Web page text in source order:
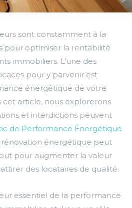
sont constamment à la
pour optimiser la rentabilité
immobiliers. L’une des
pour y parvenir est
énergétique de votre
cet article, nous explorerons
et interdictions peuvent
de Performance Énergétique
énergétique peut
pour augmenter la valeur
des locataires de qualité.
essentiel de la performance